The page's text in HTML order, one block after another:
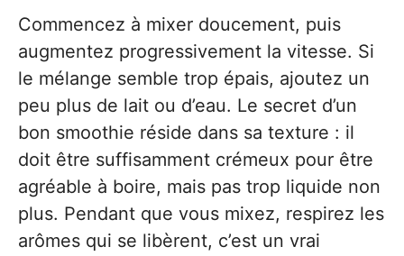
Commencez à mixer doucement, puis
augmentez progressivement la vitesse. Si
le mélange semble trop épais, ajoutez un
peu plus de lait ou d’eau. Le secret d’un
bon smoothie réside dans sa texture : il
doit être suffisamment crémeux pour être
agréable à boire, mais pas trop liquide non
plus. Pendant que vous mixez, respirez les
arômes qui se libèrent, c’est un vrai